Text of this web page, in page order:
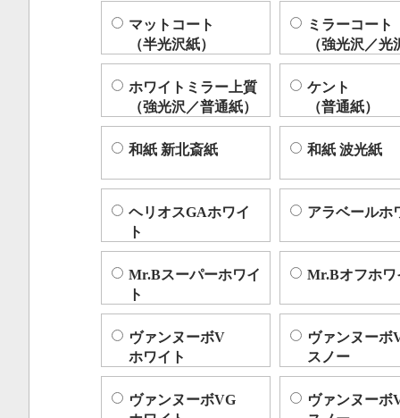
マットコート
（半光沢紙）
ミラーコート
（強光沢／光
ホワイトミラー上質
（強光沢／普通紙）
ケント
（普通紙）
和紙 新北斎紙 和紙 波光紙
ヘリオスGAホワイ
ト
アラベールホ
Mr.Bスーパーホワイ
ト
Mr.Bオフホワ
ヴァンヌーボV
ホワイト
ヴァンヌーボ
スノー
ヴァンヌーボVG
ヴァンヌーボ